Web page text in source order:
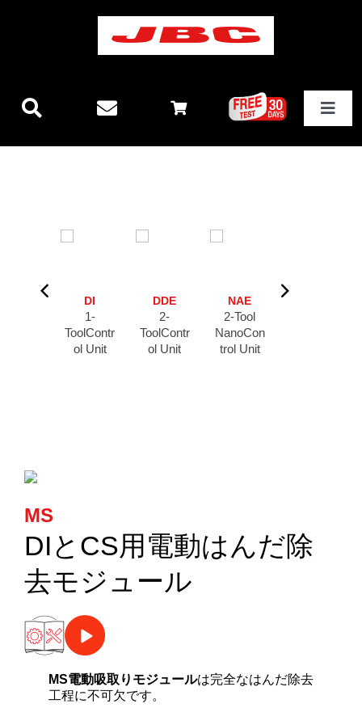
Toggle
JBCテクノロジー
検索
お問合せ
ショッピングカート
日本語
DI
1-
ToolContr
ol Unit
DDE
2-
ToolContr
ol Unit
NAE
2-Tool
NanoCon
trol Unit
MS
DIとCS用電動はんだ除
去モジュール
MS電動吸取りモジュールは完全なはんだ除去
工程に不可欠です。